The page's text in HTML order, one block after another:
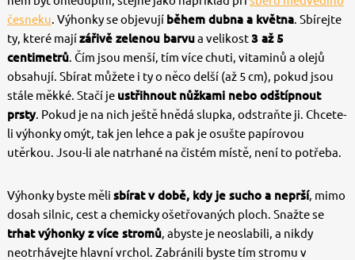
česneku. Výhonky se objevují během dubna a května. Sbírejte
ty, které majízářivě zelenou barvua velikost3 až 5
centimetrů. Čím jsou menší, tím více chuti, vitaminů a olejů
obsahují. Sbírat můžete i ty o něco delší (až 5 cm), pokud jsou
stále měkké. Stačí je ustřihnout nůžkami nebo odštípnout
prsty. Pokud je na nich ještě hnědá slupka, odstraňte ji. Chcete-
li výhonky omýt, tak jen lehce a pak je osušte papírovou
utěrkou. Jsou-li ale natrhané na čistém místě, není to potřeba.
Výhonky byste měli sbírat v době, kdy je sucho a neprší, mimo
dosah silnic, cest a chemicky ošetřovaných ploch. Snažte se
trhat výhonky z více stromů, abyste je neoslabili, a nikdy
neotrhávejte hlavní vrchol. Zabránili byste tím stromu v